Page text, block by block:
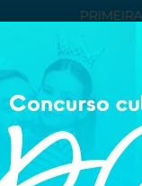
NUTRIÇÃO